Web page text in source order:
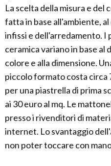
La scelta della misura e del
fatta in base all'ambiente,
infissi e dell'arredamento. I
ceramica variano in base al
colore e alla dimensione.
piccolo formato costa circa
per una piastrella di prima
ai 30 euro al mq. Le
presso i rivenditori di
internet. Lo svantaggio
non poter toccare con